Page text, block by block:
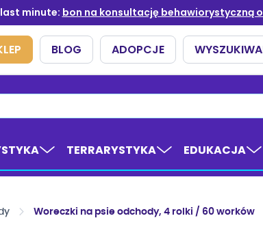
TERRARYSTYKA EDUKACJA
Woreczki na psie odchody, 4 rolki / 60 worków